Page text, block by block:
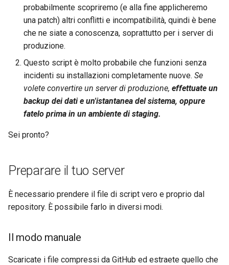
probabilmente scopriremo (e alla fine applicheremo
una patch) altri conflitti e incompatibilità, quindi è bene
che ne siate a conoscenza, soprattutto per i server di
produzione.
Questo script è molto probabile che funzioni senza
incidenti su installazioni completamente nuove. Se
volete convertire un server di produzione, effettuate un
backup dei dati e un'istantanea del sistema, oppure
fatelo prima in un ambiente di staging.
Sei pronto?
Preparare il tuo server
È necessario prendere il file di script vero e proprio dal
repository. È possibile farlo in diversi modi.
Il modo manuale
Scaricate i file compressi da GitHub ed estraete quello che